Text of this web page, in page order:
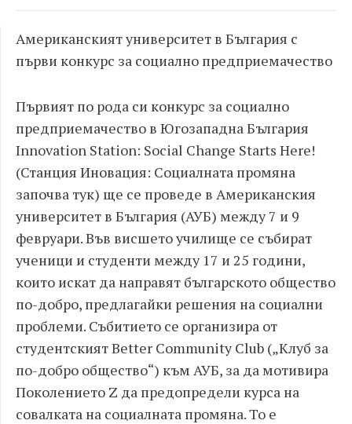
Американският университет в България с
първи конкурс за социално предприемачество
Първият по рода си конкурс за социално
предприемачество в Югозападна България
Innovation Station: Social Change Starts Here!
(Станция Иновация: Социалната промяна
започва тук) ще се проведе в Американския
университет в България (АУБ) между 7 и 9
февруари. Във висшето училище се събират
ученици и студенти между 17 и 25 години,
които искат да направят българското общество
по-добро, предлагайки решения на социални
проблеми. Събитието се организира от
студентският Better Community Club („Клуб за
по-добро общество“) към АУБ, за да мотивира
Поколението Z да предопредели курса на
совалката на социалната промяна. То е